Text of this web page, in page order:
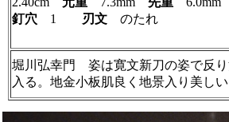
釘穴 1 刃文 のたれ
堀川弘幸門 姿は寛文新刀の姿で反
入る。地金小板肌良く地景入り美し